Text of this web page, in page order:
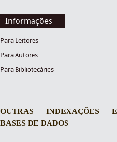
Informações
Para Leitores
Para Autores
Para Bibliotecários
OUTRAS INDEXAÇÕES E
BASES DE DADOS